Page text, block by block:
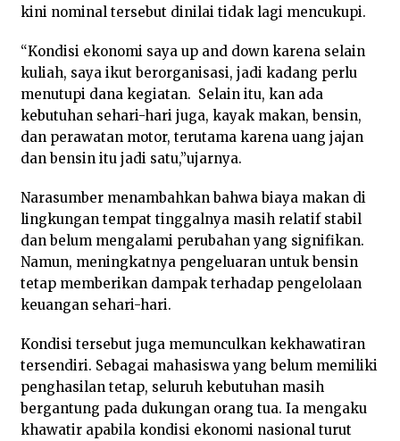
kini nominal tersebut dinilai tidak lagi mencukupi.
“Kondisi ekonomi saya up and down karena selain
kuliah, saya ikut berorganisasi, jadi kadang perlu
menutupi dana kegiatan. Selain itu, kan ada
kebutuhan sehari-hari juga, kayak makan, bensin,
dan perawatan motor, terutama karena uang jajan
dan bensin itu jadi satu,”ujarnya.
Narasumber menambahkan bahwa biaya makan di
lingkungan tempat tinggalnya masih relatif stabil
dan belum mengalami perubahan yang signifikan.
Namun, meningkatnya pengeluaran untuk bensin
tetap memberikan dampak terhadap pengelolaan
keuangan sehari-hari.
Kondisi tersebut juga memunculkan kekhawatiran
tersendiri. Sebagai mahasiswa yang belum memiliki
penghasilan tetap, seluruh kebutuhan masih
bergantung pada dukungan orang tua. Ia mengaku
khawatir apabila kondisi ekonomi nasional turut